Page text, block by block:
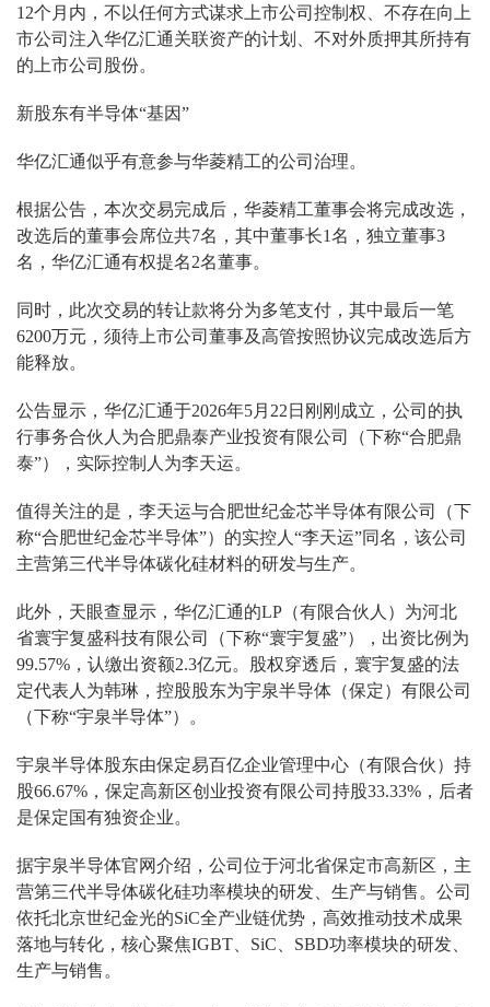
12个月内，不以任何方式谋求上市公司控制权、不存在向上
市公司注入华亿汇通关联资产的计划、不对外质押其所持有
的上市公司股份。
新股东有半导体“基因”
华亿汇通似乎有意参与华菱精工的公司治理。
根据公告，本次交易完成后，华菱精工董事会将完成改选，
改选后的董事会席位共7名，其中董事长1名，独立董事3
名，华亿汇通有权提名2名董事。
同时，此次交易的转让款将分为多笔支付，其中最后一笔
6200万元，须待上市公司董事及高管按照协议完成改选后方
能释放。
公告显示，华亿汇通于2026年5月22日刚刚成立，公司的执
行事务合伙人为合肥鼎泰产业投资有限公司（下称“合肥鼎
泰”），实际控制人为李天运。
值得关注的是，李天运与合肥世纪金芯半导体有限公司（下
称“合肥世纪金芯半导体”）的实控人“李天运”同名，该公司
主营第三代半导体碳化硅材料的研发与生产。
此外，天眼查显示，华亿汇通的LP（有限合伙人）为河北
省寰宇复盛科技有限公司（下称“寰宇复盛”），出资比例为
99.57%，认缴出资额2.3亿元。股权穿透后，寰宇复盛的法
定代表人为韩琳，控股股东为宇泉半导体（保定）有限公司
（下称“宇泉半导体”）。
宇泉半导体股东由保定易百亿企业管理中心（有限合伙）持
股66.67%，保定高新区创业投资有限公司持股33.33%，后者
是保定国有独资企业。
据宇泉半导体官网介绍，公司位于河北省保定市高新区，主
营第三代半导体碳化硅功率模块的研发、生产与销售。公司
依托北京世纪金光的SiC全产业链优势，高效推动技术成果
落地与转化，核心聚焦IGBT、SiC、SBD功率模块的研发、
生产与销售。